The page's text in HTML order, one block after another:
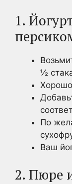
1.
½
По
Ваш
2. Пюре